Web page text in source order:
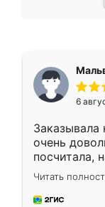
6
Заказывала
очень
посчитала,
Замерщик
делу со
за день,
Читать